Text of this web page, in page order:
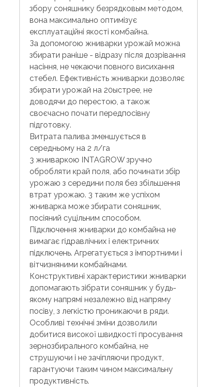
збору соняшнику безрядковым методом,
вона максимально оптимізує
експлуатаційні якості комбайна.
За допомогою жниварки урожай можна
збирати раніше - відразу після дозрівання
насіння, не чекаючи повного висихання
стебел. Ефективність жниварки дозволяє
збирати урожай на 20ыстрее, не
доводячи до перестою, а також
своєчасно почати передпосівну
підготовку.
Витрата палива зменшується в
середньому на 2 л/га
3 жниваркою INTAGROW зручно
обробляти край поля, або починати збір
урожаю з середини поля без збільшення
втрат урожаю. 3 таким же успіхом
жниварка може збирати соняшник,
посіяний суцільним способом.
Підключення жниварки до комбайна не
вимагає гідравлічних і електричних
підключень. Агрегатується з імпортними і
вітчизняними комбайнами.
Конструктивні характеристики жниварки
допомагають зібрати соняшник у будь-
якому напрямі незалежно від напряму
посіву, з легкістю проникаючи в ряди.
Особливі технічні зміни дозволили
добитися високої швидкості просування
зернозбирального комбайна, не
струшуючи і не зачіпляючи продукт,
гарантуючи таким чином максимальну
продуктивність.